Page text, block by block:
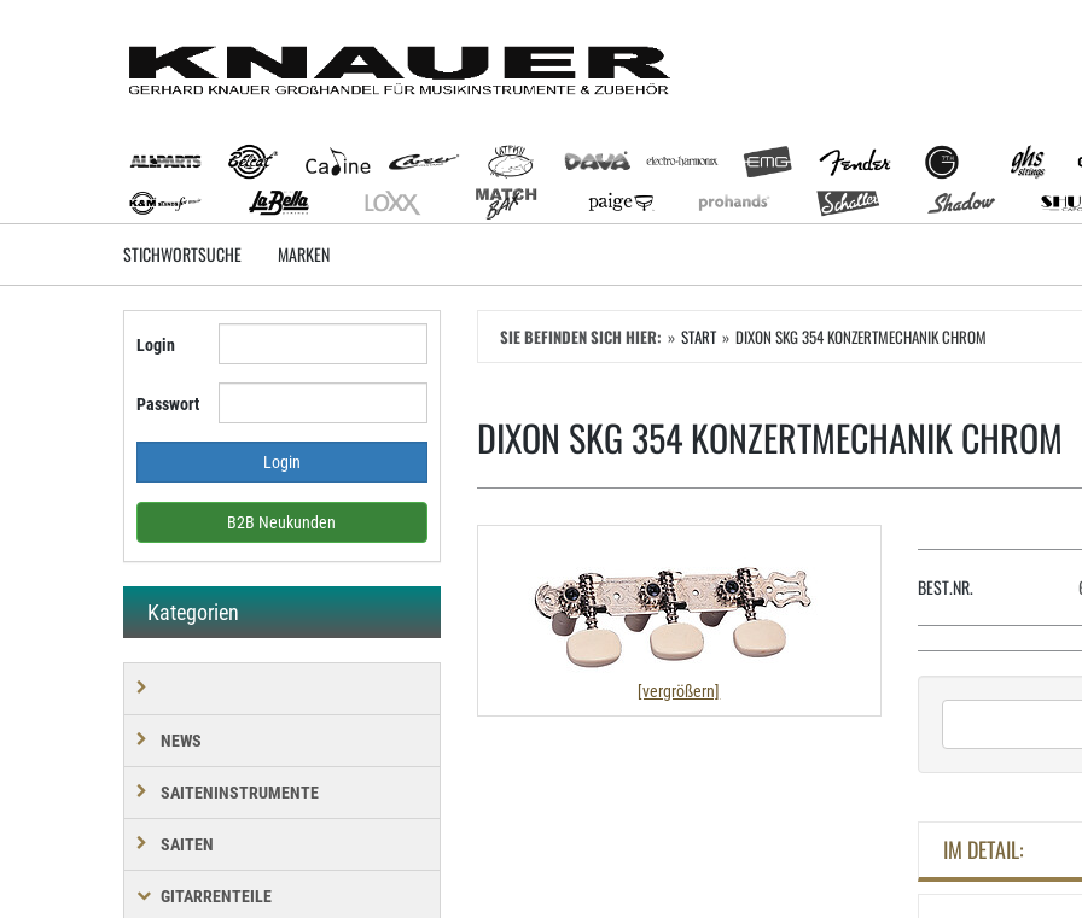
STICHWORTSUCHE MARKEN
SIE BEFINDEN SICH HIER: START DIXON SKG 354 KONZERTMECHANIK CHROM
DIXON SKG 354 KONZERTMECHANIK CHROM
[vergrößern]
BEST.NR.
IM DETAIL:
Login
Passwort
B2B Neukunden
Kategorien
NEWS
SAITENINSTRUMENTE
SAITEN
GITARRENTEILE